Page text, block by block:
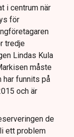
i centrum när
för
tredje
Lindas Kula
måste
har funnits på
och är
de
ett problem